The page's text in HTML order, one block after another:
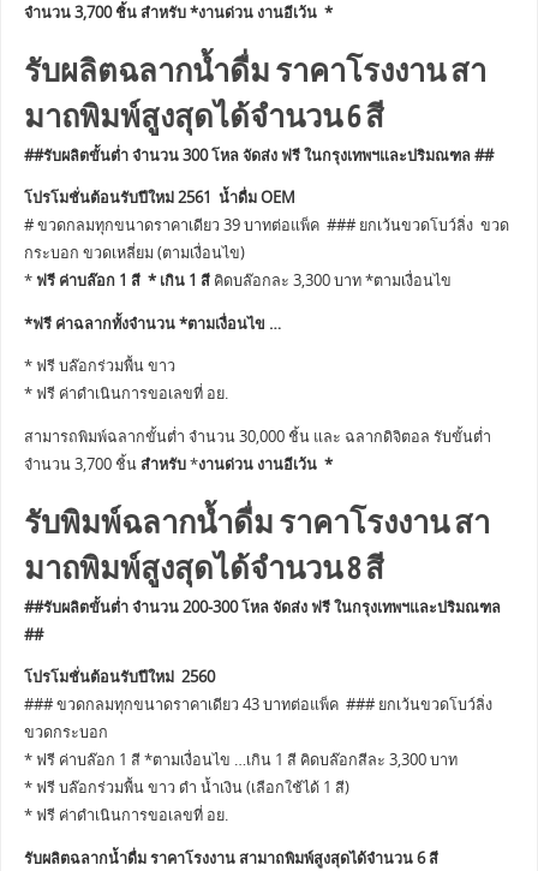
จำนวน 3,700 ชิ้น สำหรับ *งานด่วน งานอีเว้น *
รับผลิตฉลากน้ำดื่ม ราคาโรงงาน สา
มาถพิมพ์สูงสุดได้จำนวน 6 สี
##รับผลิตขั้นต่ำ จำนวน 300 โหล จัดส่ง ฟรี ในกรุงเทพฯและปริมณฑล ##
โปรโมชั่นต้อนรับปีใหม่ 2561 น้ำดื่ม OEM
# ขวดกลมทุกขนาดราคาเดียว 39 บาทต่อแพ็ค ### ยกเว้นขวดโบว์ลิ่ง ขวด
กระบอก ขวดเหลี่ยม (ตามเงื่อนไข)
*ฟรี ค่าบล๊อก 1 สี * เกิน 1 สี คิดบล๊อกละ 3,300 บาท *ตามเงื่อนไข
*ฟรี ค่าฉลากทั้งจำนวน *ตามเงื่อนไข …
* ฟรี บล๊อกร่วมพื้น ขาว
* ฟรี ค่าดำเนินการขอเลขที่ อย.
สามารถพิมพ์ฉลากขั้นต่ำ จำนวน 30,000 ชิ้น และ ฉลากดิจิตอล รับขั้นต่ำ
จำนวน 3,700 ชิ้นสำหรับ*งานด่วน งานอีเว้น *
รับพิมพ์ฉลากน้ำดื่ม ราคาโรงงาน สา
มาถพิมพ์สูงสุดได้จำนวน 8 สี
##รับผลิตขั้นต่ำ จำนวน 200-300 โหล จัดส่ง ฟรี ในกรุงเทพฯและปริมณฑล
##
โปรโมชั่นต้อนรับปีใหม่ 2560
### ขวดกลมทุกขนาดราคาเดียว 43 บาทต่อแพ็ค ### ยกเว้นขวดโบว์ลิ่ง
ขวดกระบอก
* ฟรี ค่าบล๊อก 1 สี *ตามเงื่อนไข …เกิน 1 สี คิดบล๊อกสีละ 3,300 บาท
* ฟรี บล๊อกร่วมพื้น ขาว ดำ น้ำเงิน (เลือกใช้ได้ 1 สี)
* ฟรี ค่าดำเนินการขอเลขที่ อย.
รับผลิตฉลากน้ำดื่ม ราคาโรงงาน สามาถพิมพ์สูงสุดได้จำนวน 6 สี